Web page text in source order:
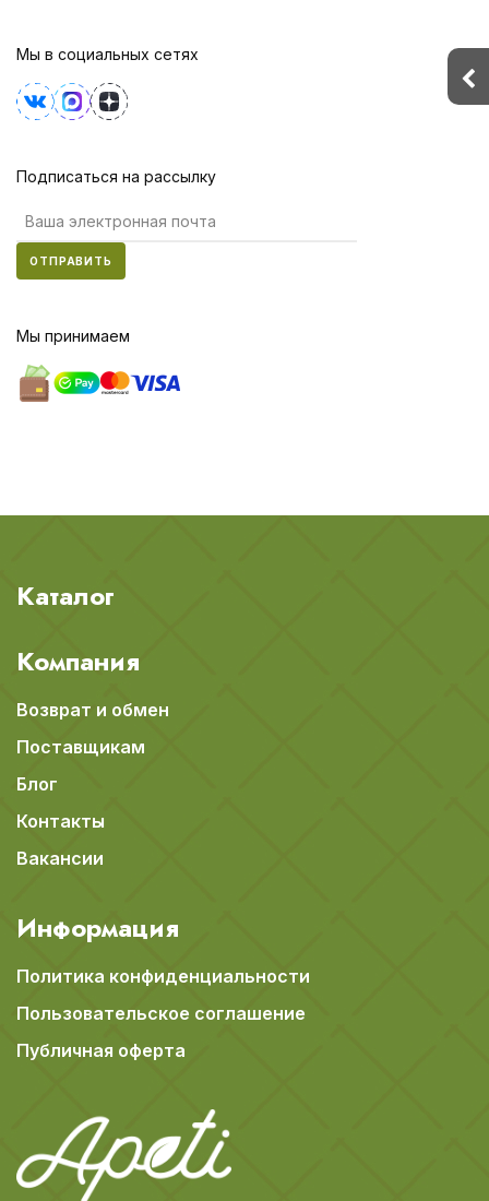
Мы в социальных сетях
Подписаться на рассылку
ОТПРАВИТЬ
Мы принимаем
Каталог
Компания
Возврат и обмен
Поставщикам
Блог
Контакты
Вакансии
Информация
Политика конфиденциальности
Пользовательское соглашение
Публичная оферта